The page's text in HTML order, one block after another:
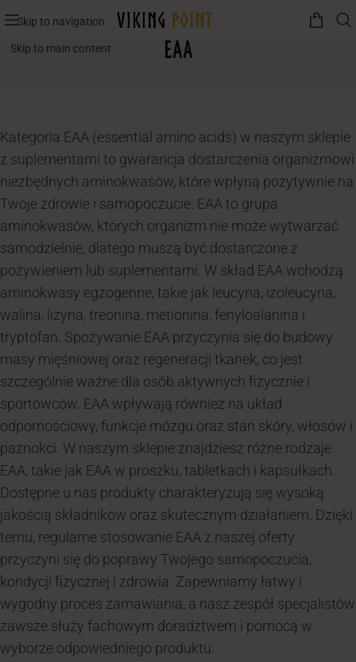
Skip to navigation
Skip to main content EAA
Kategoria EAA (essential amino acids) w naszym sklepie
z suplementami to gwarancja dostarczenia organizmowi
niezbędnych aminokwasów, które wpłyną pozytywnie na
Twoje zdrowie i samopoczucie. EAA to grupa
aminokwasów, których organizm nie może wytwarzać
samodzielnie, dlatego muszą być dostarczone z
pożywieniem lub suplementami. W skład EAA wchodzą
aminokwasy egzogenne, takie jak leucyna, izoleucyna,
walina, lizyna, treonina, metionina, fenyloalanina i
tryptofan. Spożywanie EAA przyczynia się do budowy
masy mięśniowej oraz regeneracji tkanek, co jest
szczególnie ważne dla osób aktywnych fizycznie i
sportowców. EAA wpływają również na układ
odpornościowy, funkcje mózgu oraz stan skóry, włosów i
paznokci. W naszym sklepie znajdziesz różne rodzaje
EAA, takie jak EAA w proszku, tabletkach i kapsułkach.
Dostępne u nas produkty charakteryzują się wysoką
jakością składników oraz skutecznym działaniem. Dzięki
temu, regularne stosowanie EAA z naszej oferty
przyczyni się do poprawy Twojego samopoczucia,
kondycji fizycznej i zdrowia. Zapewniamy łatwy i
wygodny proces zamawiania, a nasz zespół specjalistów
zawsze służy fachowym doradztwem i pomocą w
wyborze odpowiedniego produktu.